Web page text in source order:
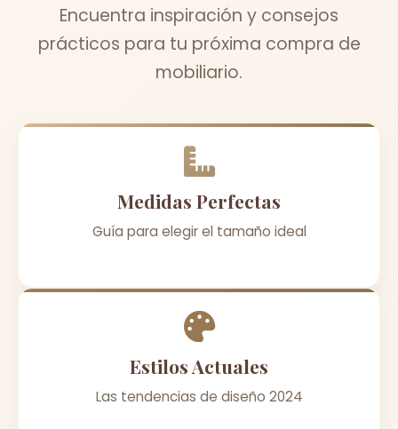
Encuentra inspiración y consejos
prácticos para tu próxima compra de
mobiliario.
Medidas Perfectas
Guía para elegir el tamaño ideal
Estilos Actuales
Las tendencias de diseño 2024